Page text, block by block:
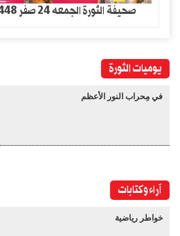
صحيفة الثورة الجمعه 24 صفر 1448- 7 اغسطس 2026
يوميات الثورة
في مِحراب النور الأعظم
آراء وكتابات
خواطر رياضية